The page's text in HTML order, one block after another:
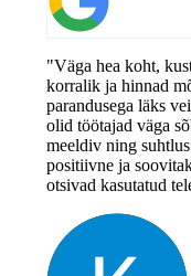
"Väga hea koht,
korralik ja hinnad
parandusega läks
olid töötajad väga
meeldiv ning
positiivne ja
otsivad kasutatud